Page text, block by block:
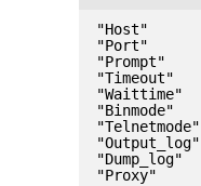
"Host"
"Port"
"Prompt"
"Timeout"
"Waittime"
"Binmode"
"Output_log"
"Dump_log"